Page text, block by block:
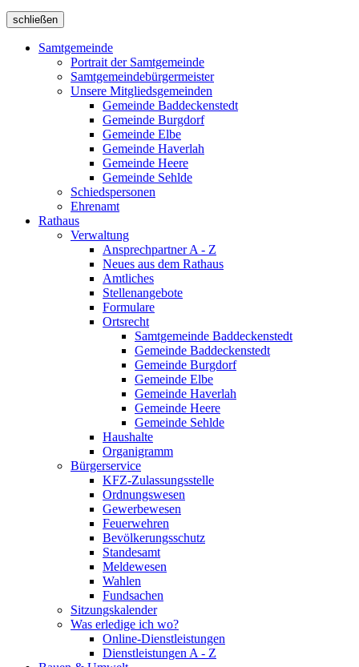
schließen
Samtgemeinde
Portrait der Samtgemeinde
Samtgemeindebürgermeister
Unsere Mitgliedsgemeinden
Gemeinde Baddeckenstedt
Gemeinde Burgdorf
Gemeinde Elbe
Gemeinde Haverlah
Gemeinde Heere
Gemeinde Sehlde
Schiedspersonen
Ehrenamt
Rathaus
Verwaltung
Ansprechpartner A - Z
Neues aus dem Rathaus
Amtliches
Stellenangebote
Formulare
Ortsrecht
Samtgemeinde Baddeckenstedt
Gemeinde Baddeckenstedt
Gemeinde Burgdorf
Gemeinde Elbe
Gemeinde Haverlah
Gemeinde Heere
Gemeinde Sehlde
Haushalte
Organigramm
Bürgerservice
KFZ-Zulassungsstelle
Ordnungswesen
Gewerbewesen
Feuerwehren
Bevölkerungsschutz
Standesamt
Meldewesen
Wahlen
Fundsachen
Sitzungskalender
Was erledige ich wo?
Online-Dienstleistungen
Dienstleistungen A - Z